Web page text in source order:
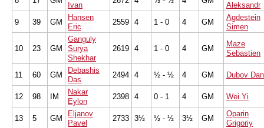
Ivan
Aleksandr
9
39 GM
Hansen
Eric
2559 4 1 - 0 4 GM
Agdestein
Simen
10 23 GM
Ganguly
Surya
Shekhar
2619 4 1 - 0 4 GM
Maze
Sebastien
11 60 GM
Debashis
Das
2494 4 ½ - ½ 4 GM Dubov
12 98 IM
Nakar
Eylon
2398 4 0 - 1 4 GM Wei Yi
13 5 GM
Eljanov
Pavel
2733 3½ ½ - ½ 3½ GM
Oparin
Grigoriy